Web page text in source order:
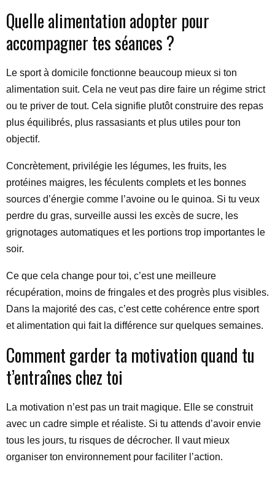
Quelle alimentation adopter pour
accompagner tes séances ?
Le sport à domicile fonctionne beaucoup mieux si ton
alimentation suit. Cela ne veut pas dire faire un régime strict
ou te priver de tout. Cela signifie plutôt construire des repas
plus équilibrés, plus rassasiants et plus utiles pour ton
objectif.
Concrètement, privilégie les légumes, les fruits, les
protéines maigres, les féculents complets et les bonnes
sources d’énergie comme l’avoine ou le quinoa. Si tu veux
perdre du gras, surveille aussi les excès de sucre, les
grignotages automatiques et les portions trop importantes le
soir.
Ce que cela change pour toi, c’est une meilleure
récupération, moins de fringales et des progrès plus visibles.
Dans la majorité des cas, c’est cette cohérence entre sport
et alimentation qui fait la différence sur quelques semaines.
Comment garder ta motivation quand tu
t’entraînes chez toi
La motivation n’est pas un trait magique. Elle se construit
avec un cadre simple et réaliste. Si tu attends d’avoir envie
tous les jours, tu risques de décrocher. Il vaut mieux
organiser ton environnement pour faciliter l’action.